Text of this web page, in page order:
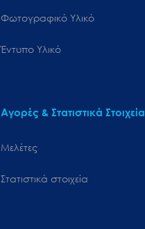
Φωτογραφικό Υλικό
Έντυπο Υλικό
Αγορές & Στατιστικά Στοιχεία
Μελέτες
Στατιστικά στοιχεία